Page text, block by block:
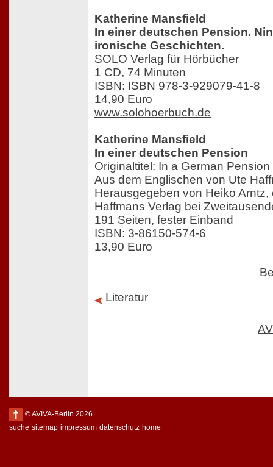
Katherine Mansfield
In einer deutschen Pension.
ironische Geschichten.
SOLO Verlag für Hörbücher
1 CD, 74 Minuten
ISBN: ISBN 978-3-929079-41-8
14,90 Euro
www.solohoerbuch.de
Katherine Mansfield
In einer deutschen Pension
Originaltitel: In a German Pension
Aus dem Englischen von Ute
Herausgegeben von Heiko
Haffmans Verlag bei
191 Seiten, fester Einband
ISBN: 3-86150-574-6
13,90 Euro
Literatur
© AVIVA-Berlin 2026
suche sitemap impressum datenschutz home